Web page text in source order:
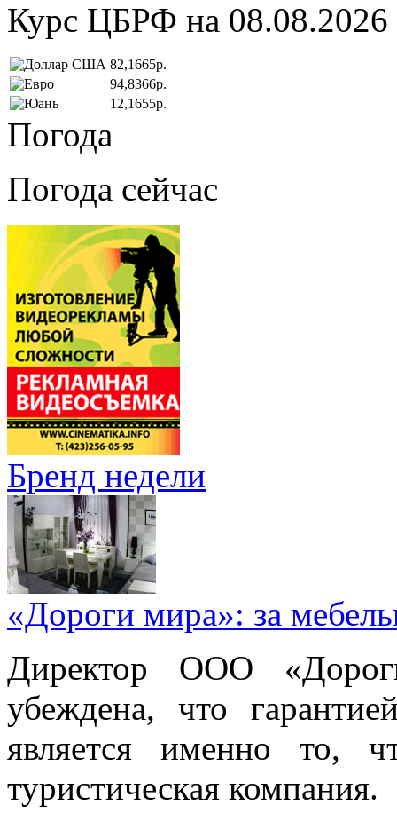
Курс ЦБРФ на 08.08.2026
82,1665р.
94,8366р.
12,1655р.
Погода
Погода сейчас
Бренд недели
«Дороги мира»: за
Директор ООО
убеждена, что
является именно то,
туристическая компания.